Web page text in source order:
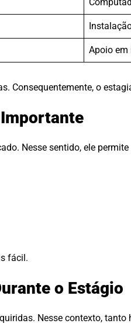
Apoio em
Consequentemente, o
Importante
Nesse sentido, ele
fácil.
o Estágio
Nesse contexto,